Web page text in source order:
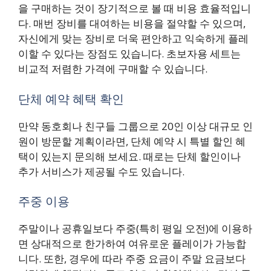
을 구매하는 것이 장기적으로 볼 때 비용 효율적입니
다. 매번 장비를 대여하는 비용을 절약할 수 있으며,
자신에게 맞는 장비로 더욱 편안하고 익숙하게 플레
이할 수 있다는 장점도 있습니다. 초보자용 세트는
비교적 저렴한 가격에 구매할 수 있습니다.
단체 예약 혜택 확인
만약 동호회나 친구들 그룹으로 20인 이상 대규모 인
원이 방문할 계획이라면, 단체 예약 시 특별 할인 혜
택이 있는지 문의해 보세요. 때로는 단체 할인이나
추가 서비스가 제공될 수도 있습니다.
주중 이용
주말이나 공휴일보다 주중(특히 평일 오전)에 이용하
면 상대적으로 한가하여 여유로운 플레이가 가능합
니다. 또한, 경우에 따라 주중 요금이 주말 요금보다